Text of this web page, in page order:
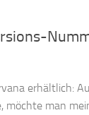
erhältlich:
möchte man